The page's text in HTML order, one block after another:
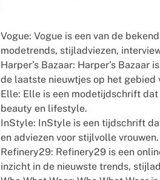
Vogue: Vogue is een van de
modetrends, stijladviezen,
Harper’s Bazaar: Harper’s
de laatste nieuwtjes op het gebied
Elle: Elle is een modetijdschrift
beauty en lifestyle.
InStyle: InStyle is een tijdschrift
en adviezen voor stijlvolle vrouwen.
Refinery29: Refinery29 is een
inzicht in de nieuwste trends,